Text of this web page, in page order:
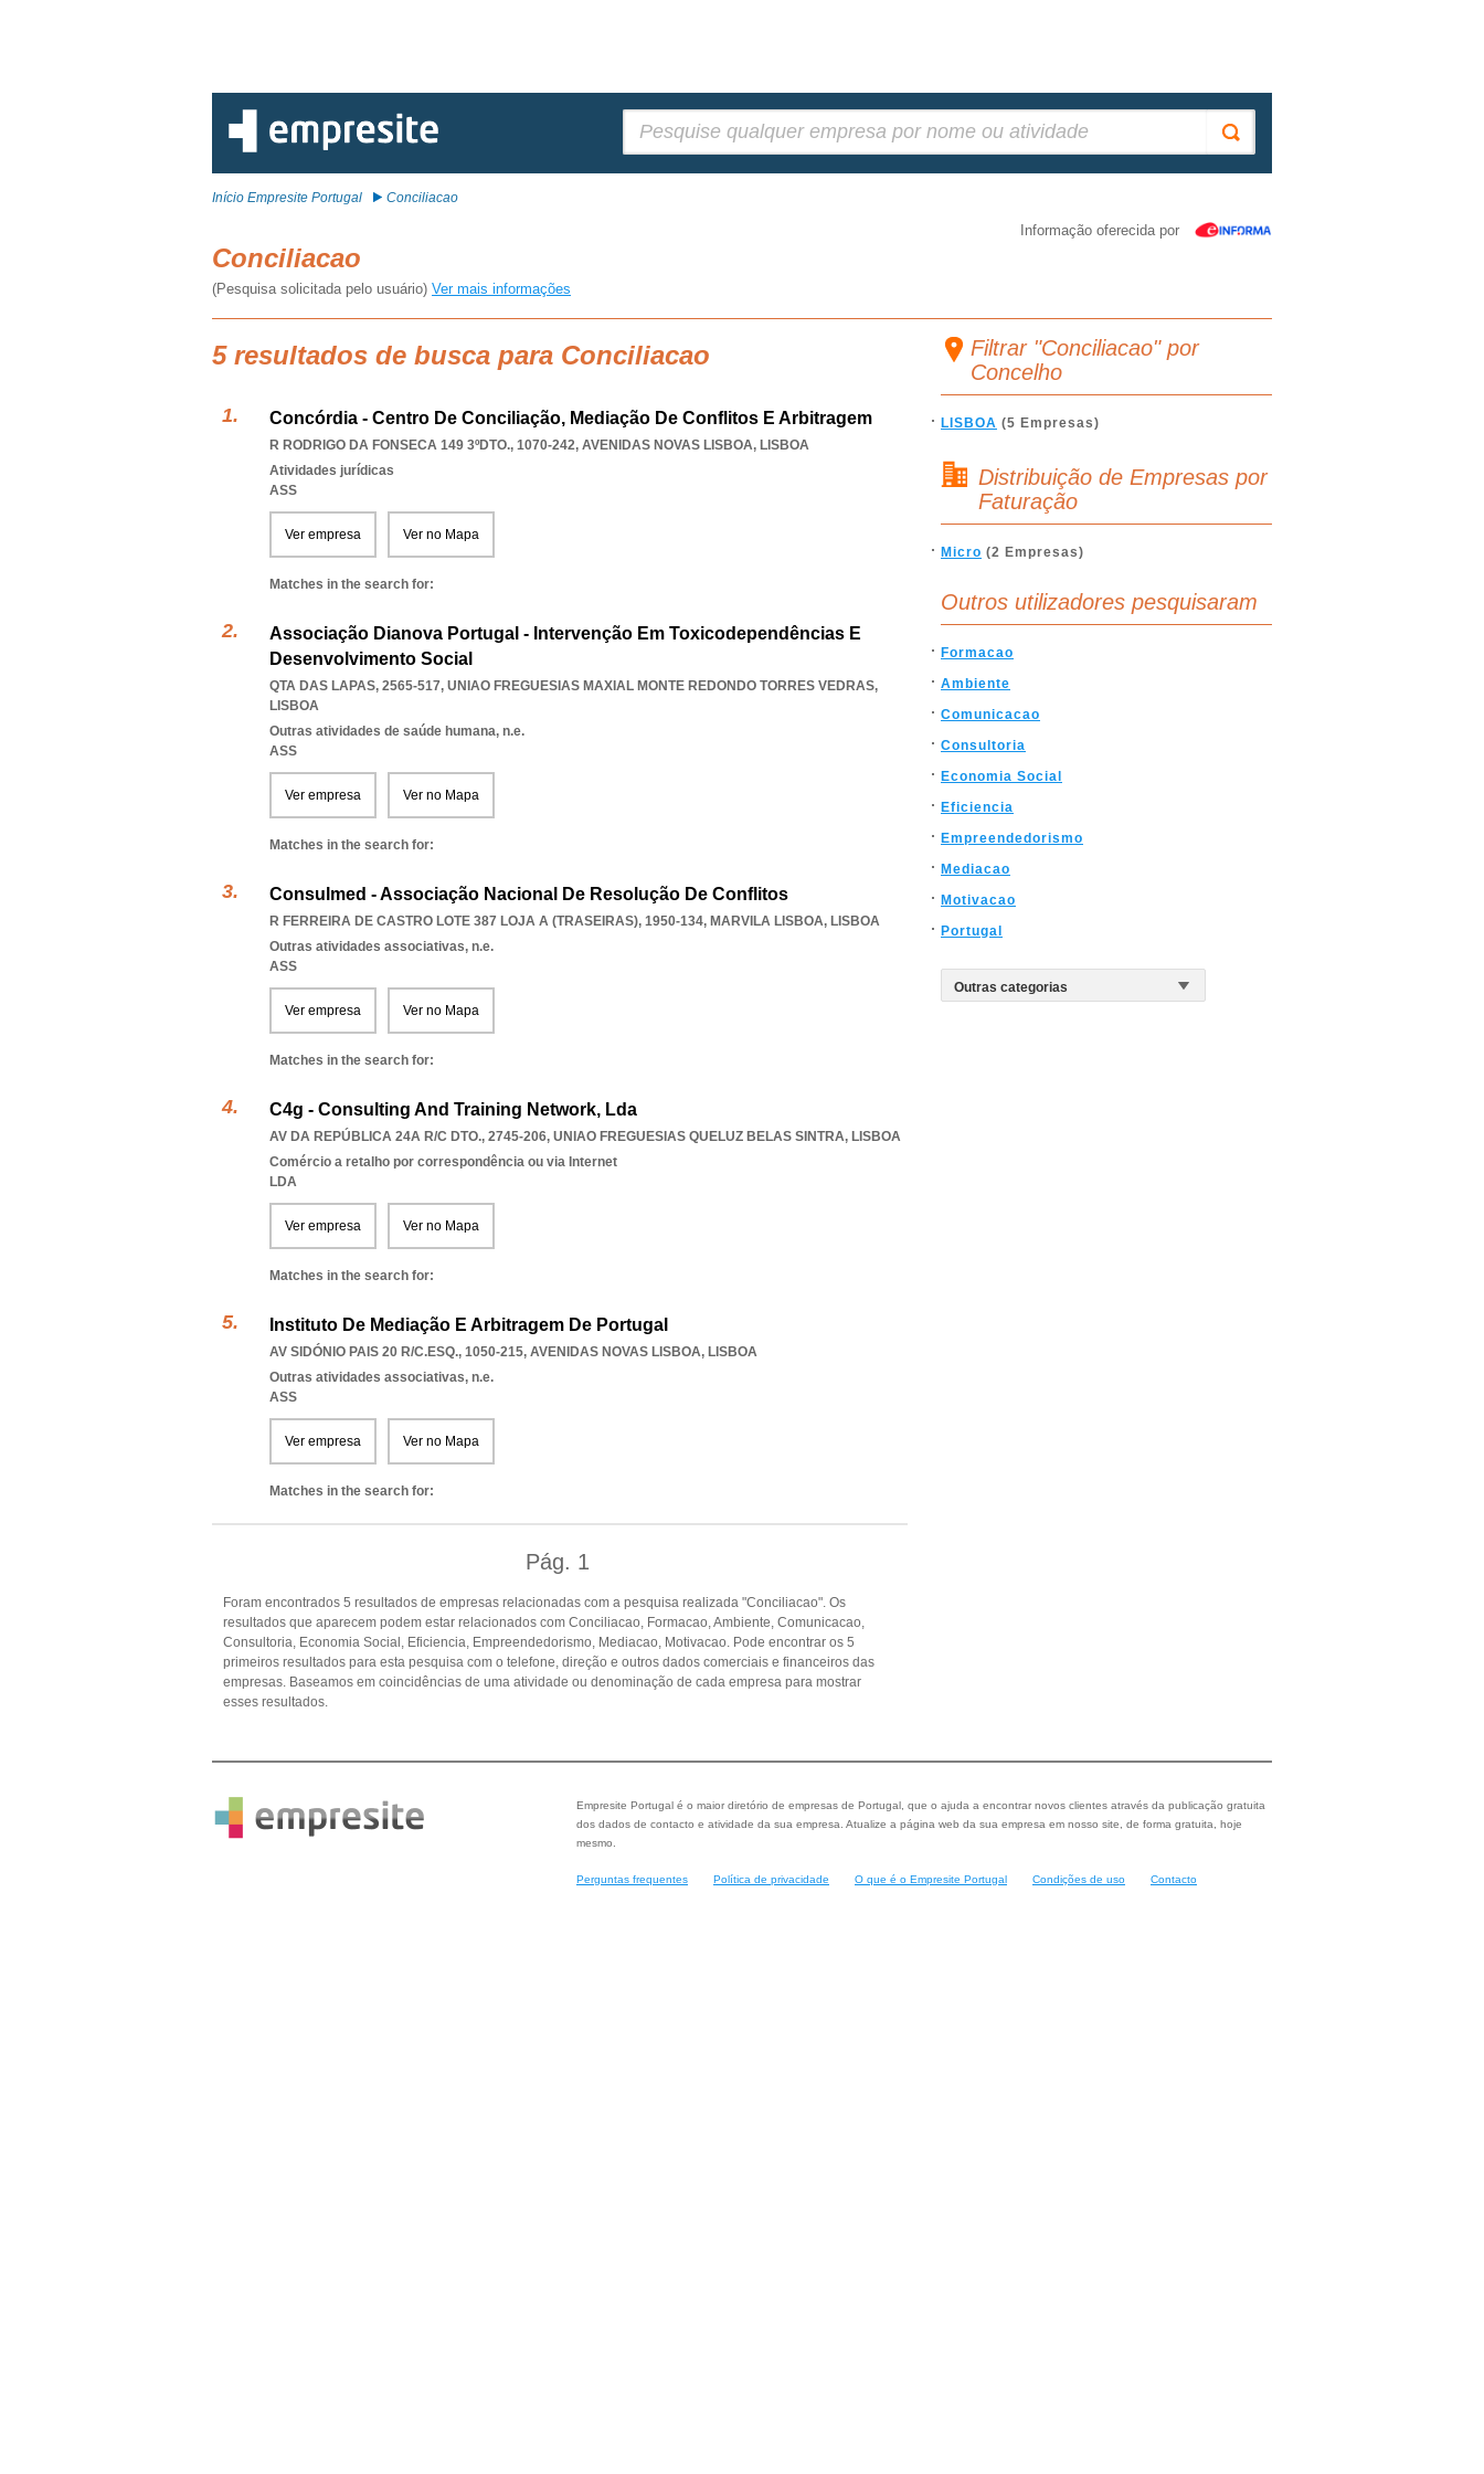
Início Empresite Portugal Conciliacao
Informação oferecida por
Conciliacao
(Pesquisa solicitada pelo usuário) Ver mais informações
5 resultados de busca para Conciliacao
Concórdia - Centro De Conciliação, Mediação De Conflitos E Arbitragem
R RODRIGO DA FONSECA 149 3ºDTO., 1070-242, AVENIDAS NOVAS LISBOA, LISBOA
Atividades jurídicas
ASS
Ver empresa Ver no Mapa
Matches in the search for:
Associação Dianova Portugal - Intervenção Em Toxicodependências E
Desenvolvimento Social
QTA DAS LAPAS, 2565-517, UNIAO FREGUESIAS MAXIAL MONTE REDONDO TORRES VEDRAS,
LISBOA
Outras atividades de saúde humana, n.e.
ASS
Ver empresa Ver no Mapa
Matches in the search for:
Consulmed - Associação Nacional De Resolução De Conflitos
R FERREIRA DE CASTRO LOTE 387 LOJA A (TRASEIRAS), 1950-134, MARVILA LISBOA, LISBOA
Outras atividades associativas, n.e.
ASS
Ver empresa Ver no Mapa
Matches in the search for:
C4g - Consulting And Training Network, Lda
AV DA REPÚBLICA 24A R/C DTO., 2745-206, UNIAO FREGUESIAS QUELUZ BELAS SINTRA, LISBOA
Comércio a retalho por correspondência ou via Internet
LDA
Ver empresa Ver no Mapa
Matches in the search for:
Instituto De Mediação E Arbitragem De Portugal
AV SIDÓNIO PAIS 20 R/C.ESQ., 1050-215, AVENIDAS NOVAS LISBOA, LISBOA
Outras atividades associativas, n.e.
ASS
Ver empresa Ver no Mapa
Matches in the search for:
Pág. 1
Foram encontrados 5 resultados de empresas relacionadas com a pesquisa realizada "Conciliacao". Os
resultados que aparecem podem estar relacionados com Conciliacao, Formacao, Ambiente, Comunicacao,
Consultoria, Economia Social, Eficiencia, Empreendedorismo, Mediacao, Motivacao. Pode encontrar os 5
primeiros resultados para esta pesquisa com o telefone, direção e outros dados comerciais e financeiros das
empresas. Baseamos em coincidências de uma atividade ou denominação de cada empresa para mostrar
esses resultados.
Filtrar "Conciliacao" por
Concelho
LISBOA (5 Empresas)
Distribuição de Empresas por
Faturação
Micro (2 Empresas)
Outros utilizadores pesquisaram
Formacao
Ambiente
Comunicacao
Consultoria
Economia Social
Eficiencia
Empreendedorismo
Mediacao
Motivacao
Portugal
Empresite Portugal é o maior diretório de empresas de Portugal, que o ajuda a encontrar novos clientes através da publicação gratuita
dos dados de contacto e atividade da sua empresa. Atualize a página web da sua empresa em nosso site, de forma gratuita, hoje
mesmo.
Perguntas frequentes Política de privacidade O que é o Empresite Portugal Condições de uso Contacto